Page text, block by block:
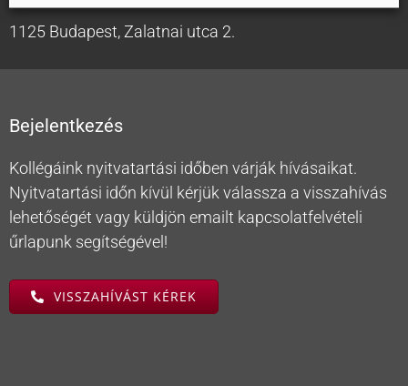
1125 Budapest, Zalatnai utca 2.
Bejelentkezés
Kollégáink nyitvatartási időben várják hívásaikat.
Nyitvatartási időn kívül kérjük válassza a visszahívás
lehetőségét vagy küldjön emailt kapcsolatfelvételi
űrlapunk segítségével!
VISSZAHÍVÁST KÉREK